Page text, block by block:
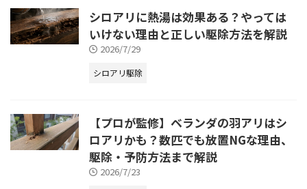
シロアリに熱湯は効果ある？やっては
いけない理由と正しい駆除方法を解説
2026/7/29
シロアリ駆除
【プロが監修】ベランダの羽アリはシ
ロアリかも？数匹でも放置NGな理由、
駆除・予防方法まで解説
2026/7/23